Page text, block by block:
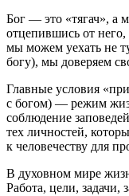
Бог — это «тягач»,
отцепившись от
мы можем уехать не
богу), мы доверяем
Главные условия
с богом) — режим
соблюдение
тех личностей,
к человечеству для
В духовном мире
Работа, цели, задачи,